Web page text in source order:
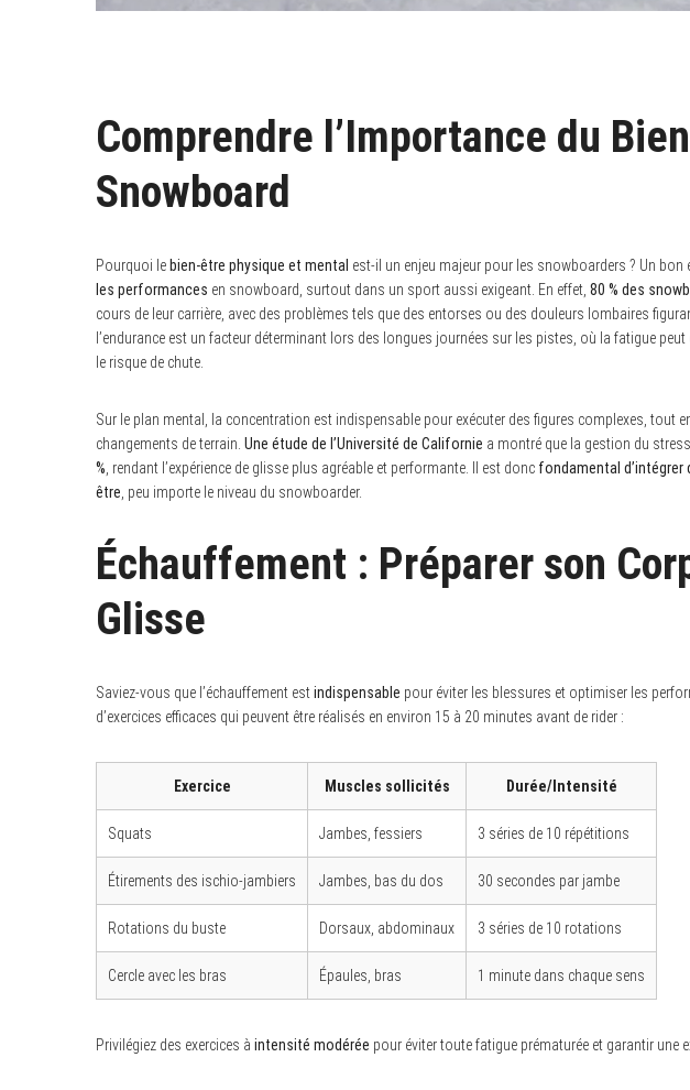
Comprendre l’Importance du
Snowboard
Pourquoi le bien-être physique et mental est-il un enjeu majeur pour les snowboarders ? Un bon
les performances en snowboard, surtout dans un sport aussi exigeant. En effet, 80 % des
cours de leur carrière, avec des problèmes tels que des entorses ou des douleurs lombaires
l’endurance est un facteur déterminant lors des longues journées sur les pistes, où la fatigue
le risque de chute.
Sur le plan mental, la concentration est indispensable pour exécuter des figures complexes, tout
changements de terrain. Une étude de l’Université de Californie a montré que la gestion du
%, rendant l’expérience de glisse plus agréable et performante. Il est donc fondamental
être, peu importe le niveau du snowboarder.
Échauffement : Préparer son
Glisse
Saviez-vous que l’échauffement estindispensable pour éviter les blessures et optimiser les
d’exercices efficaces qui peuvent être réalisés en environ 15 à 20 minutes avant de rider :
Exercice Muscles sollicités Durée/Intensité
Squats Jambes, fessiers 3 séries de 10 répétitions
Étirements des ischio-jambiers Jambes, bas du dos 30 secondes par jambe
Rotations du buste Dorsaux, abdominaux 3 séries de 10 rotations
Cercle avec les bras Épaules, bras 1 minute dans chaque sens
Privilégiez des exercices à intensité modérée pour éviter toute fatigue prématurée et garantir une
S
r